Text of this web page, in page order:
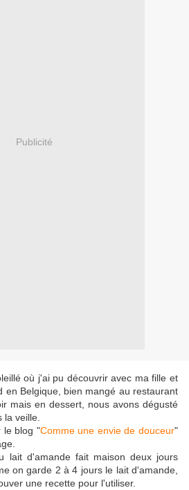
Publicité
où j'ai pu découvrir avec ma fille et
en Belgique, bien mangé au restaurant
mais en dessert, nous avons dégusté
la veille.
le blog "Comme une envie de douceur"
lait d'amande fait maison deux jours
on garde 2 à 4 jours le lait d'amande,
une recette pour l'utiliser.